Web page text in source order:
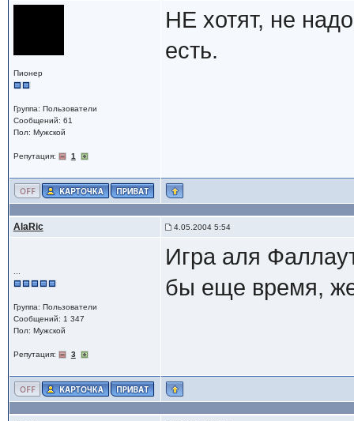
Пионер
Группа: Пользователи
Сообщений: 61
Пол: Мужской
Репутация: 1
НЕ хотят, не
есть.
AlaRic 4.05.2004 5:54
Группа: Пользователи
Сообщений: 1 347
Пол: Мужской
Репутация: 3
Игра аля
бы еще время,